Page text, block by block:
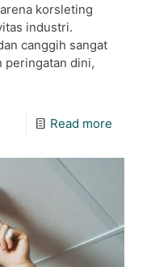
korsleting
industri.
canggih sangat
peringatan dini,
Read more